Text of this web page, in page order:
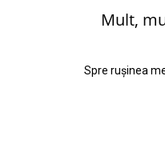
Mult,
Spre rușinea